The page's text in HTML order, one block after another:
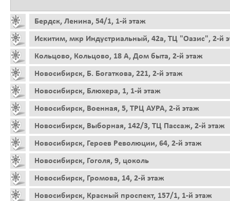
Бердск, Ленина, 54/1, 1-й этаж
Искитим, мкр Индустриальный, 42а, ТЦ "Оазис", 2-й
Кольцово, Кольцово, 18 А, Дом быта, 2-й этаж
Новосибирск, Б. Богаткова, 221, 2-й этаж
Новосибирск, Блюхера, 1, 1-й этаж
Новосибирск, Военная, 5, ТРЦ АУРА, 2-й этаж
Новосибирск, Выборная, 142/3, ТЦ Пассаж, 2-й этаж
Новосибирск, Героев Революции, 64, 2-й этаж
Новосибирск, Гоголя, 9, цоколь
Новосибирск, Громова, 14, 2-й этаж
Новосибирск, Красный проспект, 157/1, 1-й этаж